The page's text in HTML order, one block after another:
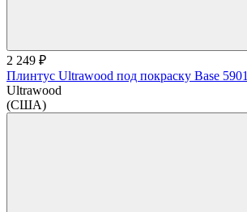
2 249 ₽
Плинтус Ultrawood под покраску Base 5901
Ultrawood
(США)